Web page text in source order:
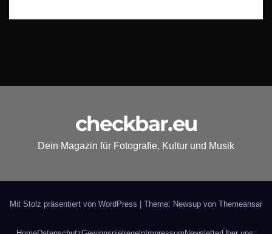
checkbar.eu
Dein Magazin für Fotografie, Kultur und Musik
Mit Stolz präsentiert von WordPress Theme: Newsup von Themeansar